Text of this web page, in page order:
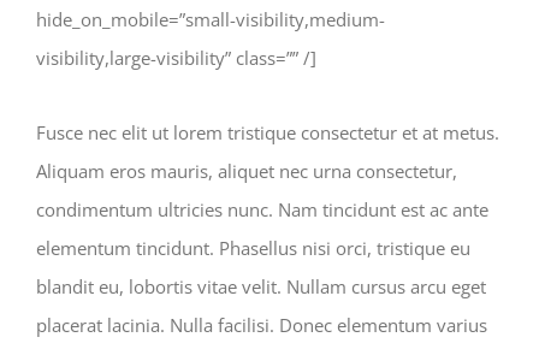
hide_on_mobile=”small-visibility,medium-
visibility,large-visibility” class=”” /]
Fusce nec elit ut lorem tristique consectetur et at metus.
Aliquam eros mauris, aliquet nec urna consectetur,
condimentum ultricies nunc. Nam tincidunt est ac ante
elementum tincidunt. Phasellus nisi orci, tristique eu
blandit eu, lobortis vitae velit. Nullam cursus arcu eget
placerat lacinia. Nulla facilisi. Donec elementum varius